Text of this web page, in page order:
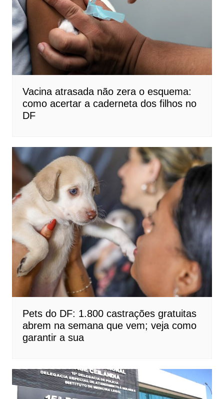
Vacina atrasada não zera o esquema:
como acertar a caderneta dos filhos no
DF
Pets do DF: 1.800 castrações gratuitas
abrem na semana que vem; veja como
garantir a sua